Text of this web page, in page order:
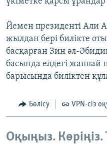
ЖАЗЫЛЫҢЫЗ
Басқа тілдерде
Йемен президенті Али
жылдан бері билікте
басқарған Зин әл-
басында елдегі
барысында биліктен
Бөлісу VPN-сіз
Оқыңыз.